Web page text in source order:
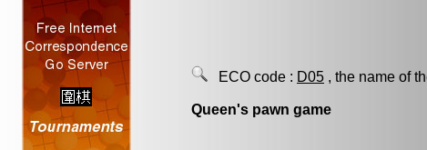
ECO code : D05 , the name of
Queen's pawn game